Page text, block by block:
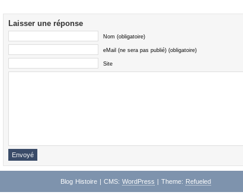
Laisser une réponse
Nom (obligatoire)
eMail (ne sera pas publié) (obligatoire)
Site
Blog Histoire | CMS: WordPress | Theme: Refueled